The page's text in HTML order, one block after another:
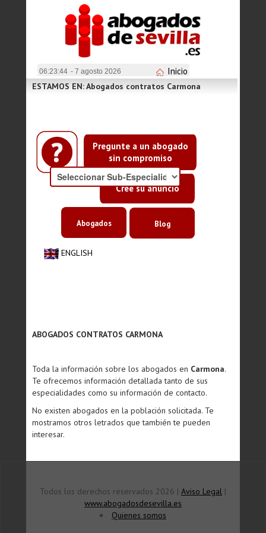
06:23:44 - 7 agosto 2026 Inicio
Pregunte a un abogado
sin compromiso
Cree su anuncio
ESTAMOS EN: Abogados contratos Carmona
ENGLISH
Abogados Blog
ABOGADOS CONTRATOS CARMONA
Toda la información sobre los abogados en Carmona.
Te ofrecemos información detallada tanto de sus
especialidades como su información de contacto.
No existen abogados en la población solicitada. Te
mostramos otros letrados que también te pueden
interesar.
Todos los derechos reservados 2026 | Aviso Legal |
www.abogadosdesevilla.es
Quienes somos